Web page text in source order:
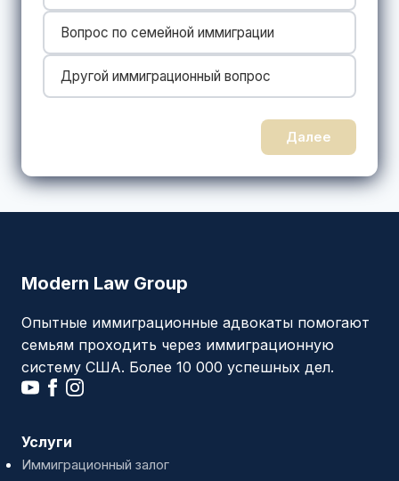
Вопрос по семейной иммиграции
Другой иммиграционный вопрос
Далее
Modern Law Group
Опытные иммиграционные адвокаты помогают
семьям проходить через иммиграционную
систему США. Более 10 000 успешных дел.
Услуги
Иммиграционный залог